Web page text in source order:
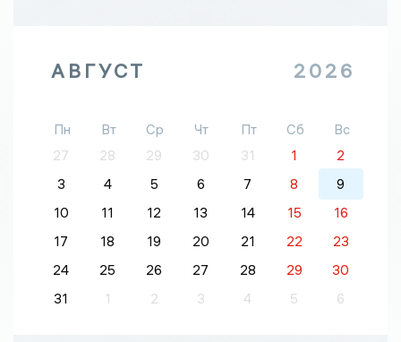
АВГУСТ 2026
Пн Вт Ср Чт Пт Сб
Вс
27
28 29 30 31 1
2
3
4 5 6 7 8
9
10
11 12 13 14 15
16
17
18 19 20 21 22
23
24
25 26 27 28 29
30
31
1 2 3 4 5 6